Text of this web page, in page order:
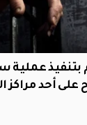
عملية
على أحد